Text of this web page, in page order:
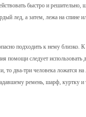
быстро и решительно,
лед, а затем, лежа на спине
подходить к нему близко.
помощи следует
то два-три человека ложатся
ремень, шарф, куртку